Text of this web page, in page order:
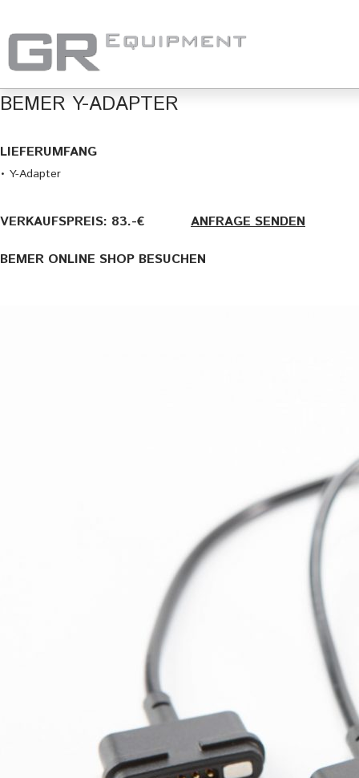
BEMER Y-ADAPTER
LIEFERUMFANG
• Y-Adapter
VERKAUFSPREIS: 83.-€ ANFRAGE SENDEN
BEMER ONLINE SHOP BESUCHEN